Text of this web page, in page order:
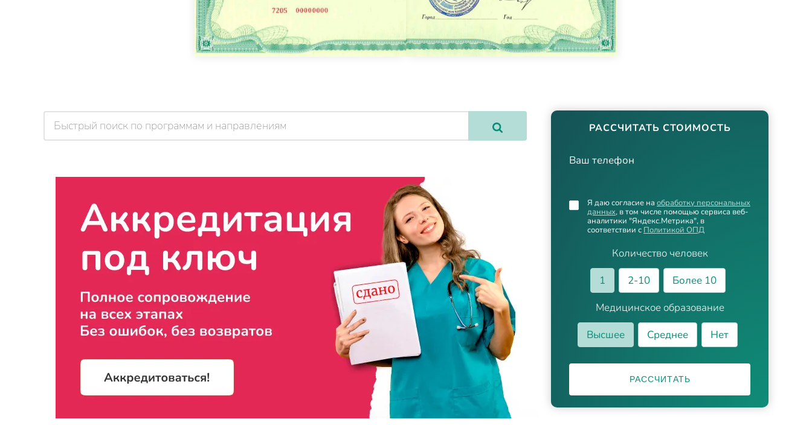
РАССЧИТАТЬ СТОИМОСТЬ
Ваш телефон
Количество человек
1
2-10
Более 10
Медицинское образование
Высшее
Среднее Нет
Я даю согласие на обработку персональных
данных, в том числе помощью сервиса веб-
аналитики "Яндекс.Метрика", в
соответствии с Политикой ОПД
РАССЧИТАТЬ